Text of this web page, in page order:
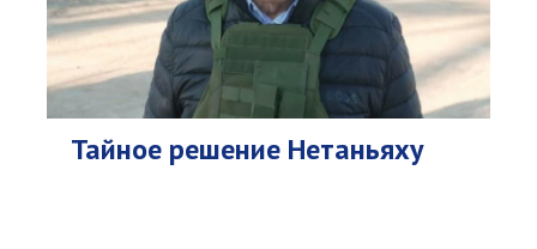
Тайное решение Нетаньяху